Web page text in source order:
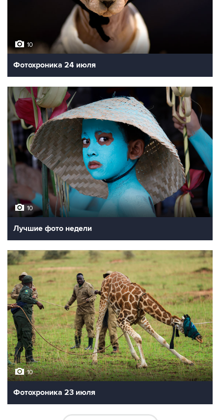
10
Фотохроника 24 июля
10
Лучшие фото недели
10
Фотохроника 23 июля